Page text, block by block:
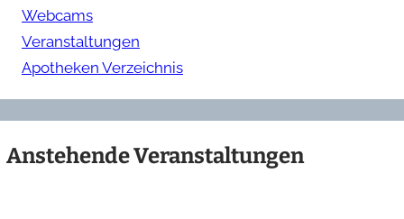
Webcams
Veranstaltungen
Apotheken Verzeichnis
Anstehende Veranstaltungen